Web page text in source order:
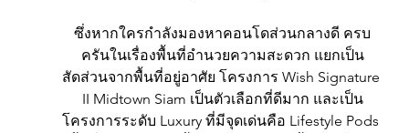
ซึ่งหากใครกำลังมองหาคอนโดส่วนกลางดี ครบ
ครันในเรื่องพื้นที่อำนวยความสะดวก แยกเป็น
สัดส่วนจากพื้นที่อยู่อาศัย โครงการ Wish Signature
II Midtown Siam เป็นตัวเลือกที่ดีมาก และเป็น
โครงการระดับ Luxury ที่มีจุดเด่นคือ Lifestyle Pods